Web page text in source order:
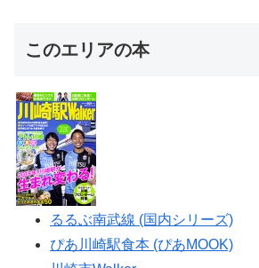
このエリアの本
るるぶ南武線 (国内シリーズ)
ぴあ川崎駅食本 (ぴあMOOK)